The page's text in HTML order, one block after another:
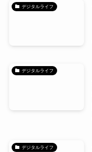
デジタルライフ
デジタルライフ
デジタルライフ